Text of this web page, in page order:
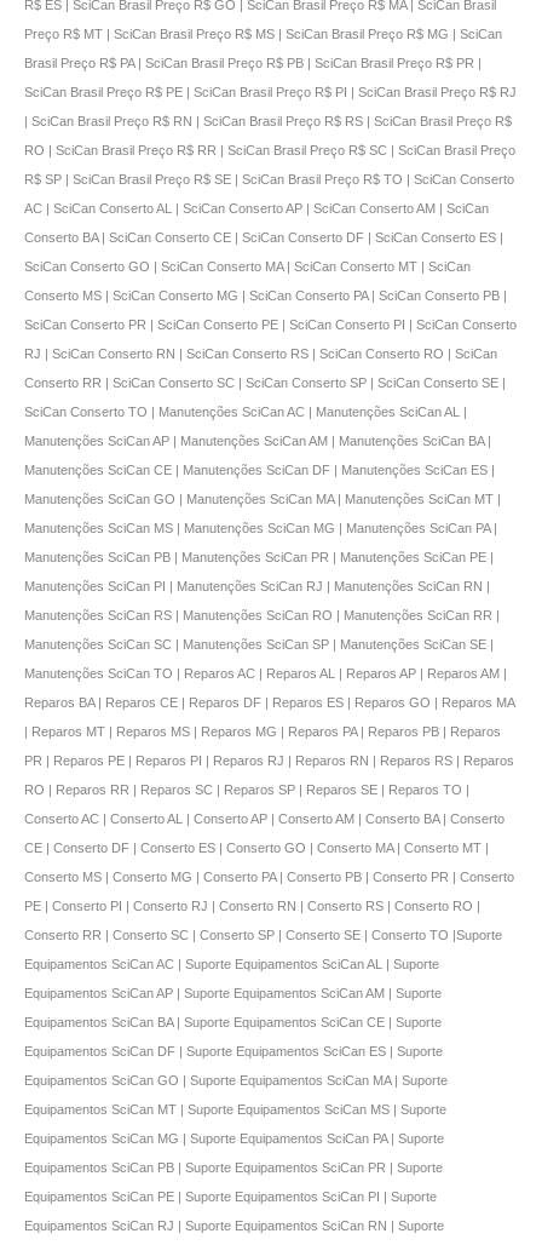
R$ ES | SciCan Brasil Preço R$ GO | SciCan Brasil Preço R$ MA | SciCan Brasil
Preço R$ MT | SciCan Brasil Preço R$ MS | SciCan Brasil Preço R$ MG | SciCan
Brasil Preço R$ PA | SciCan Brasil Preço R$ PB | SciCan Brasil Preço R$ PR |
SciCan Brasil Preço R$ PE | SciCan Brasil Preço R$ PI | SciCan Brasil Preço R$ RJ
| SciCan Brasil Preço R$ RN | SciCan Brasil Preço R$ RS | SciCan Brasil Preço R$
RO | SciCan Brasil Preço R$ RR | SciCan Brasil Preço R$ SC | SciCan Brasil Preço
R$ SP | SciCan Brasil Preço R$ SE | SciCan Brasil Preço R$ TO | SciCan Conserto
AC | SciCan Conserto AL | SciCan Conserto AP | SciCan Conserto AM | SciCan
Conserto BA | SciCan Conserto CE | SciCan Conserto DF | SciCan Conserto ES |
SciCan Conserto GO | SciCan Conserto MA | SciCan Conserto MT | SciCan
Conserto MS | SciCan Conserto MG | SciCan Conserto PA | SciCan Conserto PB |
SciCan Conserto PR | SciCan Conserto PE | SciCan Conserto PI | SciCan Conserto
RJ | SciCan Conserto RN | SciCan Conserto RS | SciCan Conserto RO | SciCan
Conserto RR | SciCan Conserto SC | SciCan Conserto SP | SciCan Conserto SE |
SciCan Conserto TO | Manutenções SciCan AC | Manutenções SciCan AL |
Manutenções SciCan AP | Manutenções SciCan AM | Manutenções SciCan BA |
Manutenções SciCan CE | Manutenções SciCan DF | Manutenções SciCan ES |
Manutenções SciCan GO | Manutenções SciCan MA | Manutenções SciCan MT |
Manutenções SciCan MS | Manutenções SciCan MG | Manutenções SciCan PA |
Manutenções SciCan PB | Manutenções SciCan PR | Manutenções SciCan PE |
Manutenções SciCan PI | Manutenções SciCan RJ | Manutenções SciCan RN |
Manutenções SciCan RS | Manutenções SciCan RO | Manutenções SciCan RR |
Manutenções SciCan SC | Manutenções SciCan SP | Manutenções SciCan SE |
Manutenções SciCan TO | Reparos AC | Reparos AL | Reparos AP | Reparos AM |
Reparos BA | Reparos CE | Reparos DF | Reparos ES | Reparos GO | Reparos MA
| Reparos MT | Reparos MS | Reparos MG | Reparos PA | Reparos PB | Reparos
PR | Reparos PE | Reparos PI | Reparos RJ | Reparos RN | Reparos RS | Reparos
RO | Reparos RR | Reparos SC | Reparos SP | Reparos SE | Reparos TO |
Conserto AC | Conserto AL | Conserto AP | Conserto AM | Conserto BA | Conserto
CE | Conserto DF | Conserto ES | Conserto GO | Conserto MA | Conserto MT |
Conserto MS | Conserto MG | Conserto PA | Conserto PB | Conserto PR | Conserto
PE | Conserto PI | Conserto RJ | Conserto RN | Conserto RS | Conserto RO |
Conserto RR | Conserto SC | Conserto SP | Conserto SE | Conserto TO |Suporte
Equipamentos SciCan AC | Suporte Equipamentos SciCan AL | Suporte
Equipamentos SciCan AP | Suporte Equipamentos SciCan AM | Suporte
Equipamentos SciCan BA | Suporte Equipamentos SciCan CE | Suporte
Equipamentos SciCan DF | Suporte Equipamentos SciCan ES | Suporte
Equipamentos SciCan GO | Suporte Equipamentos SciCan MA | Suporte
Equipamentos SciCan MT | Suporte Equipamentos SciCan MS | Suporte
Equipamentos SciCan MG | Suporte Equipamentos SciCan PA | Suporte
Equipamentos SciCan PB | Suporte Equipamentos SciCan PR | Suporte
Equipamentos SciCan PE | Suporte Equipamentos SciCan PI | Suporte
Equipamentos SciCan RJ | Suporte Equipamentos SciCan RN | Suporte